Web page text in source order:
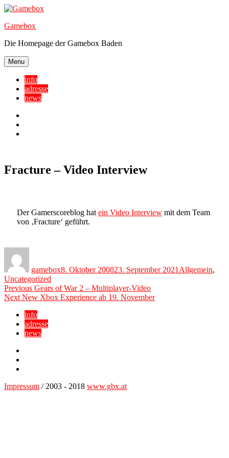
Skip
content
Gamebox
Die Homepage der Gamebox Baden
Menu
info
adresse
news
Fracture – Video Interview
Der Gamerscoreblog hat ein Video Interview mit dem Team
von ‚Fracture‘ geführt.
gamebox8. Oktober 200823. September 2021 Allgemein,
Uncategorized
Beitragsnavigation
Previous Previous
post:
Gears of War 2 – Multiplayer-Video
Next Next
New Xbox Experience ab 19. November
info
adresse
news
Impressum / 2003 - 2018 www.gbx.at